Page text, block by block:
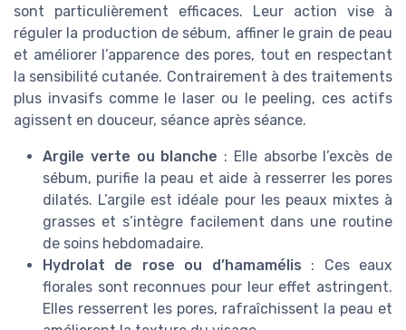
sont particulièrement efficaces. Leur action vise à
réguler la production de sébum, affiner le grain de peau
et améliorer l’apparence des pores, tout en respectant
la sensibilité cutanée. Contrairement à des traitements
plus invasifs comme le laser ou le peeling, ces actifs
agissent en douceur, séance après séance.
Argile verte ou blanche : Elle absorbe l’excès de
sébum, purifie la peau et aide à resserrer les pores
dilatés. L’argile est idéale pour les peaux mixtes à
grasses et s’intègre facilement dans une routine
de soins hebdomadaire.
Hydrolat de rose ou d’hamamélis : Ces eaux
florales sont reconnues pour leur effet astringent.
Elles resserrent les pores, rafraîchissent la peau et